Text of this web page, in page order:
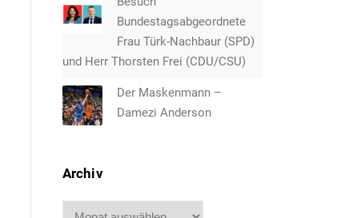
Bundestagsabgeordnete
Frau Türk-Nachbaur (SPD)
und Herr Thorsten Frei (CDU/CSU)
Der Maskenmann –
Damezi Anderson
Archiv
Archiv